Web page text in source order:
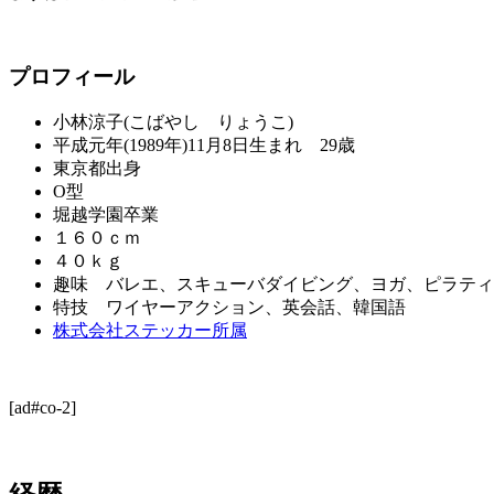
プロフィール
小林涼子(こばやし りょうこ)
平成元年(1989年)11月8日生まれ 29歳
東京都出身
O型
堀越学園卒業
１６０ｃｍ
４０ｋｇ
趣味 バレエ、スキューバダイビング、ヨガ、ピラテ
特技 ワイヤーアクション、英会話、韓国語
株式会社ステッカー所属
[ad#co-2]